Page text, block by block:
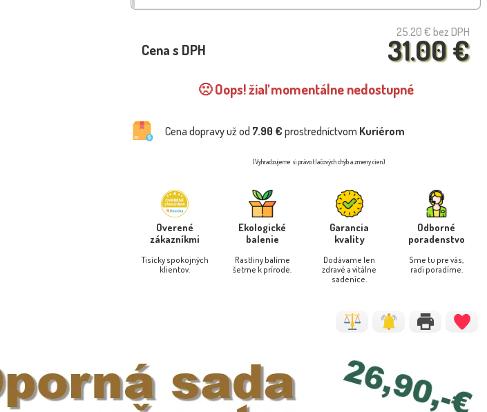
25.20 € bez DPH
31.00 €
Cena s DPH
🙁 Oops! žiaľ momentálne nedostupné
Cena dopravy už od 7.90 € prostredníctvom Kuriérom
(Vyhradzujeme si právo tlačových chýb a zmeny cien)
Overené
zákazníkmi
Tisícky spokojných
klientov.
Ekologické
balenie
Rastliny balíme
šetrne k prírode.
Garancia
kvality
Dodávame len
zdravé a vitálne
sadenice.
Odborné
poradenstvo
Sme tu pre vás,
radi poradíme.